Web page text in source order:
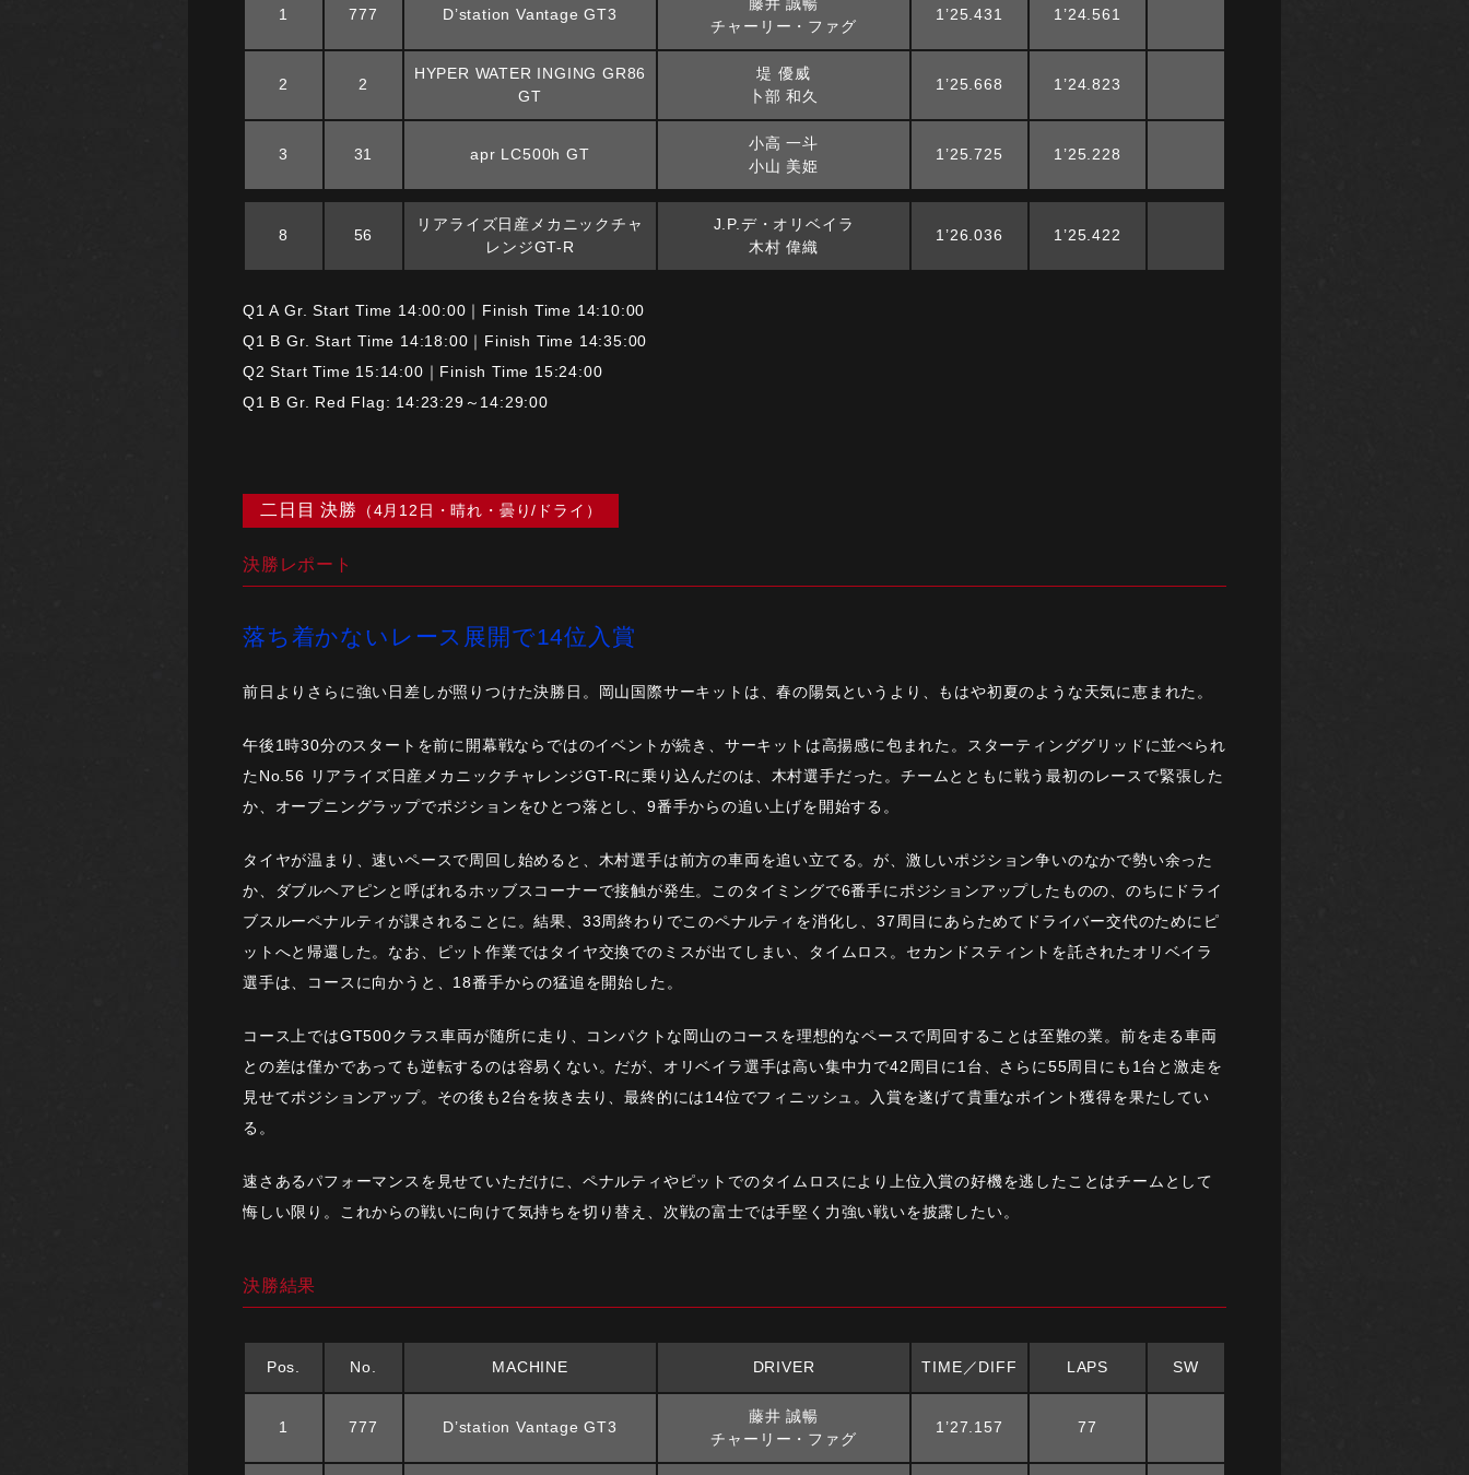
1 777 D’station Vantage GT3
チャーリー・ファグ
1’25.431 1’24.561
2 2
HYPER WATER INGING GR86
GT
堤 優威
卜部 和久
1’25.668 1’24.823
3 31 apr LC500h GT
小高 一斗
小山 美姫
1’25.725 1’25.228
8 56
リアライズ日産メカニックチャ
レンジGT-R
J.P.デ・オリベイラ
木村 偉織
1’26.036 1’25.422
Q1 A Gr. Start Time 14:00:00｜Finish Time 14:10:00
Q1 B Gr. Start Time 14:18:00｜Finish Time 14:35:00
Q2 Start Time 15:14:00｜Finish Time 15:24:00
Q1 B Gr. Red Flag: 14:23:29～14:29:00
二日目 決勝 （4月12日・晴れ・曇り/ドライ）
決勝レポート
落ち着かないレース展開で14位入賞
前日よりさらに強い日差しが照りつけた決勝日。岡山国際サーキットは、春の陽気というより、もはや初夏のような天気に恵まれた。
午後1時30分のスタートを前に開幕戦ならではのイベントが続き、サーキットは高揚感に包まれた。スターティンググリッドに並べられ
たNo.56 リアライズ日産メカニックチャレンジGT-Rに乗り込んだのは、木村選手だった。チームとともに戦う最初のレースで緊張した
か、オープニングラップでポジションをひとつ落とし、9番手からの追い上げを開始する。
タイヤが温まり、速いペースで周回し始めると、木村選手は前方の車両を追い立てる。が、激しいポジション争いのなかで勢い余った
か、ダブルヘアピンと呼ばれるホッブスコーナーで接触が発生。このタイミングで6番手にポジションアップしたものの、のちにドライ
ブスルーペナルティが課されることに。結果、33周終わりでこのペナルティを消化し、37周目にあらためてドライバー交代のためにピ
ットへと帰還した。なお、ピット作業ではタイヤ交換でのミスが出てしまい、タイムロス。セカンドスティントを託されたオリベイラ
選手は、コースに向かうと、18番手からの猛追を開始した。
コース上ではGT500クラス車両が随所に走り、コンパクトな岡山のコースを理想的なペースで周回することは至難の業。前を走る車両
との差は僅かであっても逆転するのは容易くない。だが、オリベイラ選手は高い集中力で42周目に1台、さらに55周目にも1台と激走を
見せてポジションアップ。その後も2台を抜き去り、最終的には14位でフィニッシュ。入賞を遂げて貴重なポイント獲得を果たしてい
る。
速さあるパフォーマンスを見せていただけに、ペナルティやピットでのタイムロスにより上位入賞の好機を逃したことはチームとして
悔しい限り。これからの戦いに向けて気持ちを切り替え、次戦の富士では手堅く力強い戦いを披露したい。
決勝結果
Pos. No. MACHINE DRIVER TIME／DIFF LAPS SW
1 777 D’station Vantage GT3
藤井 誠暢
チャーリー・ファグ
1’27.157 77